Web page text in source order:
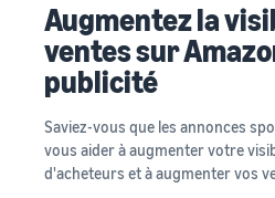
Augmentez la
ventes sur
publicité
Saviez-vous que les annonces
vous aider à augmenter votre
d'acheteurs et à augmenter vos